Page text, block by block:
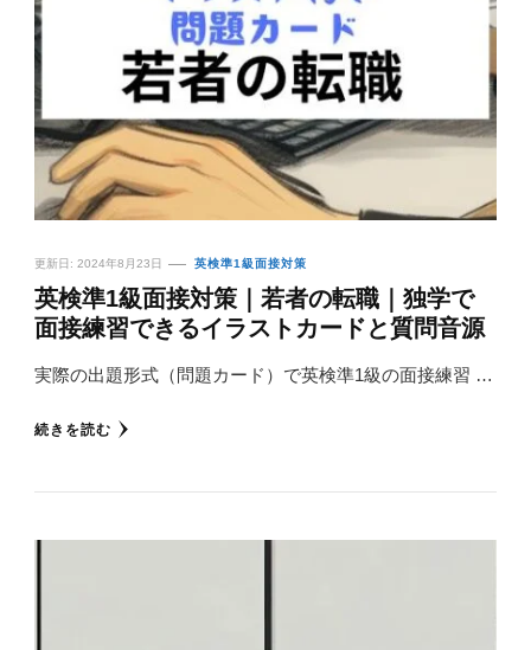
更新日: 2024年8月23日 英検準1級面接対策
英検準1級面接対策｜若者の転職｜独学で
面接練習できるイラストカードと質問音源
実際の出題形式（問題カード）で英検準1級の面接練習 …
続きを読む